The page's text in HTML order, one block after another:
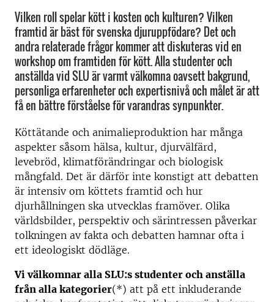
Vilken roll spelar kött i kosten och kulturen? Vilken
framtid är bäst för svenska djuruppfödare? Det och
andra relaterade frågor kommer att diskuteras vid en
workshop om framtiden för kött. Alla studenter och
anställda vid SLU är varmt välkomna oavsett bakgrund,
personliga erfarenheter och expertisnivå och målet är att
få en bättre förståelse för varandras synpunkter.
Köttätande och animalieproduktion har många
aspekter såsom hälsa, kultur, djurvälfärd,
levebröd, klimatförändringar och biologisk
mångfald. Det är därför inte konstigt att debatten
är intensiv om köttets framtid och hur
djurhållningen ska utvecklas framöver. Olika
världsbilder, perspektiv och särintressen påverkar
tolkningen av fakta och debatten hamnar ofta i
ett ideologiskt dödläge.
Vi välkomnar alla SLU:s studenter och anställa
från alla kategorier(*) att på ett inkluderande